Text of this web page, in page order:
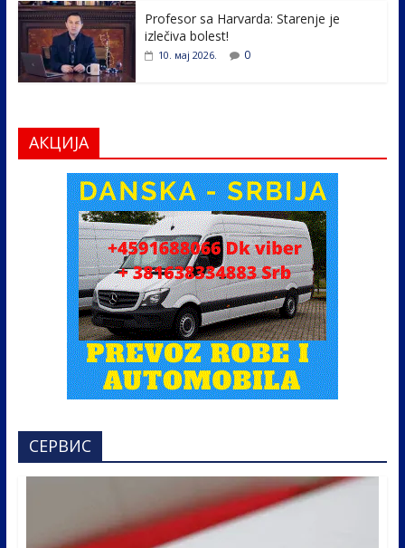
Profesor sa Harvarda: Starenje je
izlečiva bolest!
10. мај 2026. 0
АКЦИЈА
СЕРВИС